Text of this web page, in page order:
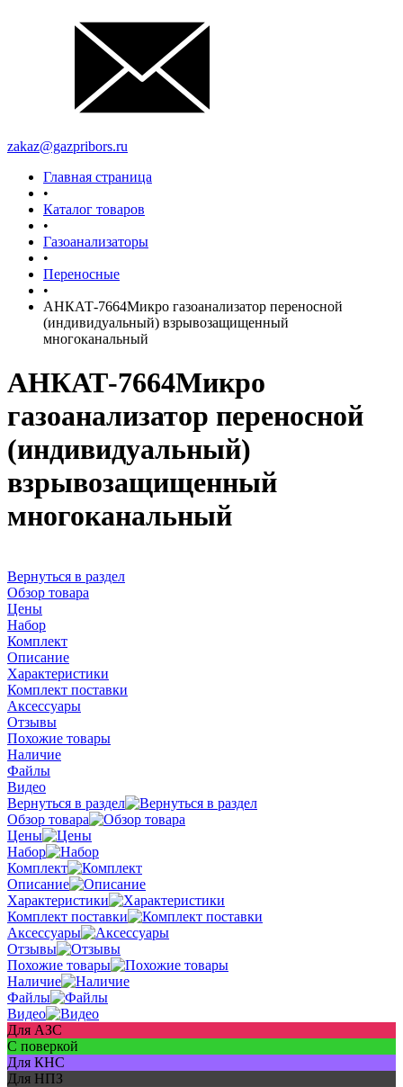
zakaz@gazpribors.ru
Главная страница
•
Каталог товаров
•
Газоанализаторы
•
Переносные
•
АНКАТ-7664Микро газоанализатор переносной
(индивидуальный) взрывозащищенный
многоканальный
АНКАТ-7664Микро
газоанализатор переносной
(индивидуальный)
взрывозащищенный
многоканальный
Вернуться в раздел
Обзор товара
Цены
Набор
Комплект
Описание
Характеристики
Комплект поставки
Аксессуары
Отзывы
Похожие товары
Наличие
Файлы
Видео
Вернуться в раздел
Обзор товара
Цены
Набор
Комплект
Описание
Характеристики
Комплект поставки
Аксессуары
Отзывы
Похожие товары
Наличие
Файлы
Видео
Для АЗС
С поверкой
Для КНС
Для НПЗ